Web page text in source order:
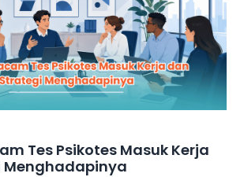
Tes Psikotes Masuk Kerja
Menghadapinya